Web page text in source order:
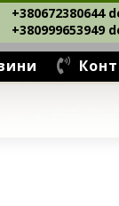
+380672380644
+380999653949